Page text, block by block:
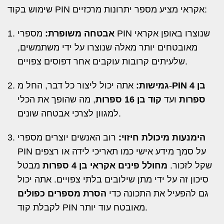
שימוש בקוד PIN אקראי מציע מספר יתרונות מרכזיים:
אבטחה משופרת: מספרי PIN שנוצרו באופן אקראי
מאובטחים יותר מאלה שנוצרו על ידי משתמשים,
שלעיתים קרובות עוקבים אחר דפוסים צפויים.
גמישות:אתה יכול ליצור כל דבר, החל מ-PIN בן 4
ספרות ועד קוד בן 16 ספרות
, מה שהופך את הכלי
למגוון לצרכי אבטחה שונים.
הימנעות מיכולת חיזוי: רוב האנשים יוצרים מספרי
PIN על סמך מידע אישי כמו תאריכי לידה או רצפים
שקל לזכור. מחולל פינים אקראי בן 4 ספרות
מבטל
סיכון זה על ידי מתן שילובים בלתי צפויים. אתה יכול
גם להפעיל את התכונה כדי הסרת מספרים כפולים
לקבלת קוד PIN מאובטח עוד יותר.